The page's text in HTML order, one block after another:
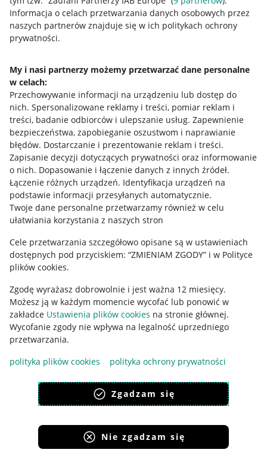
Informacja o celach przetwarzania danych osobowych przez
naszych partnerów znajduje się w ich politykach ochrony
prywatności.
My i nasi partnerzy możemy przetwarzać dane personalne
w celach:
Przechowywanie informacji na urządzeniu lub dostęp do
nich. Spersonalizowane reklamy i treści, pomiar reklam i
treści, badanie odbiorców i ulepszanie usług. Zapewnienie
bezpieczeństwa, zapobieganie oszustwom i naprawianie
błędów. Dostarczanie i prezentowanie reklam i treści.
Zapisanie decyzji dotyczących prywatności oraz informowanie
o nich. Dopasowanie i łączenie danych z innych źródeł.
Łączenie różnych urządzeń. Identyfikacja urządzeń na
podstawie informacji przesyłanych automatycznie.
Twoje dane personalne przetwarzamy również w celu
ułatwiania korzystania z naszych stron
Cele przetwarzania szczegółowo opisane są w ustawieniach
dostępnych pod przyciskiem: “ZMIENIAM ZGODY” i w Polityce
plików cookies.
Zgodę wyrażasz dobrowolnie i jest ważna 12 miesięcy.
Możesz ją w każdym momencie wycofać lub ponowić w
zakładce Ustawienia plików cookies na stronie głównej.
Wycofanie zgody nie wpływa na legalność uprzedniego
przetwarzania.
polityka plików cookies
polityka ochrony prywatności
Zgadzam się
Nie zgadzam się
Przydatne informacje
Jak to działa
Allegro Gadane dla sprzedających
Allegro Gadane dla kupujących
Mapa miejscowości
Informacje prawne
Regulamin
Polityka plików "cookies"
Ustawienia plików "cookies"
Udostępnianie lokalizacji
Informacje dla Aktu o Usługach Cyfrowych
Pobierz aplikację
Korzystanie z serwisu oznacza akceptacjęregulaminu